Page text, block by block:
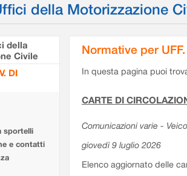
della Motorizzazione
della
Civile
DI
sportelli
e contatti
Normative per
In questa pagina puoi
CARTE DI
Comunicazioni varie -
giovedì 9 luglio 2026
Elenco aggiornato delle